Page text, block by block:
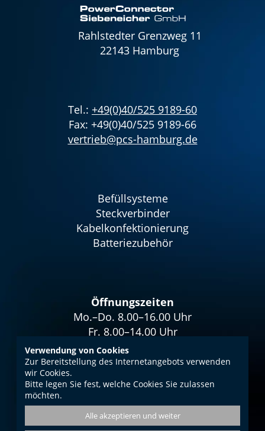
Rahlstedter Grenzweg 11
22143 Hamburg
Tel.: +49(0)40/525 9189-60
Fax: +49(0)40/525 9189-66
vertrieb@pcs-hamburg.de
Befüllsysteme
Steckverbinder
Kabelkonfektionierung
Batteriezubehör
Öffnungszeiten
Mo.–Do. 8.00–16.00 Uhr
Fr. 8.00–14.00 Uhr
Impressum
Datenschutz
AGB
Verwendung von Cookies
Zur Bereitstellung des Internetangebots verwenden
wir Cookies.
Bitte legen Sie fest, welche Cookies Sie zulassen
möchten.
Alle akzeptieren und weiter